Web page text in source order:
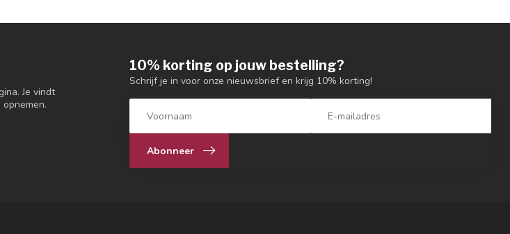
Je vindt
10% korting op jouw bestelling?
Schrijf je in voor onze nieuwsbrief en krijg 10% korting!
Abonneer